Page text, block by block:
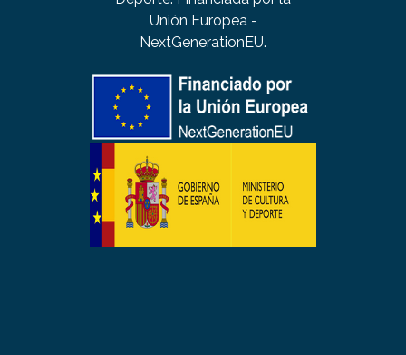
Unión Europea -
NextGenerationEU.